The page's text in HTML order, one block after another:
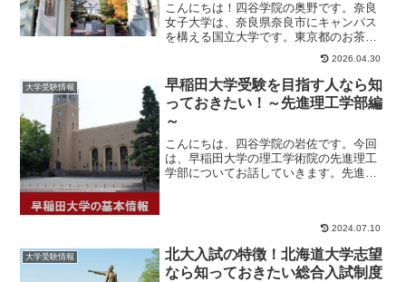
こんにちは！四谷学院の奥野です。奈良
女子大学は、奈良県奈良市にキャンパス
を構える国立大学です。東京都のお茶の
水女子大学と合わせ、全国に2校しかない
2026.04.30
大学受験情報
早稲田大学受験を目指す人なら知
っておきたい！～先進理工学部編
～
こんにちは、四谷学院の岩佐です。今回
は、早稲田大学の理工学術院の先進理工
学部についてお話していきます。先進理
2024.07.10
大学受験情報
北大入試の特徴！北海道大学志望
なら知っておきたい総合入試制度